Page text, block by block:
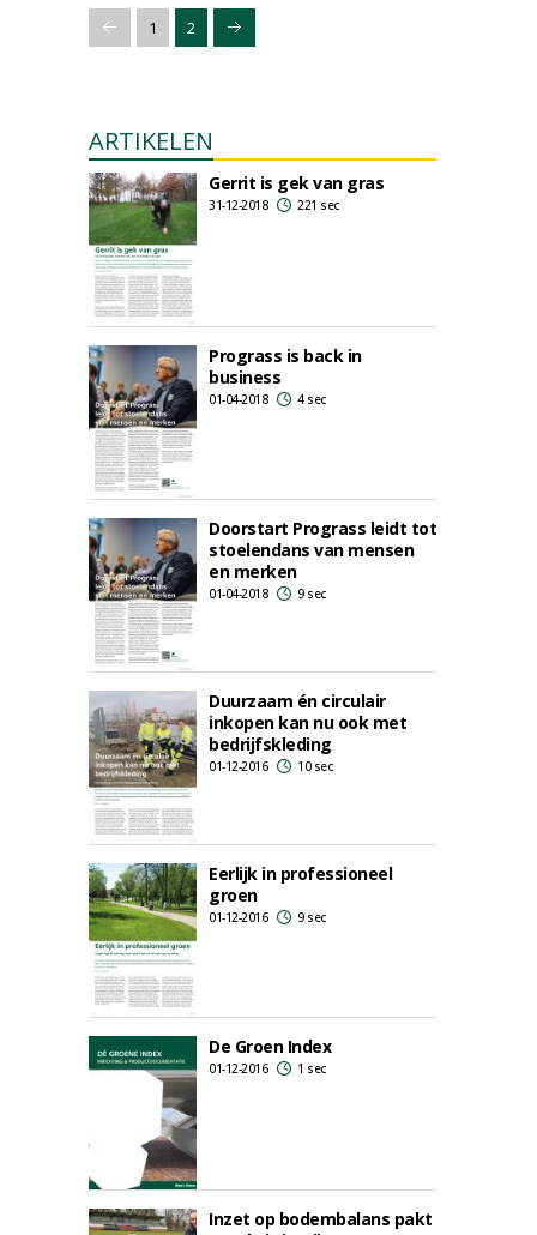
1 2
ARTIKELEN
Gerrit is gek van gras
31-12-2018 221 sec
Prograss is back in
business
01-04-2018 4 sec
Doorstart Prograss leidt tot
stoelendans van mensen
en merken
01-04-2018 9 sec
Duurzaam én circulair
inkopen kan nu ook met
bedrijfskleding
01-12-2016 10 sec
Eerlijk in professioneel
groen
01-12-2016 9 sec
De Groen Index
01-12-2016 1 sec
Inzet op bodembalans pakt